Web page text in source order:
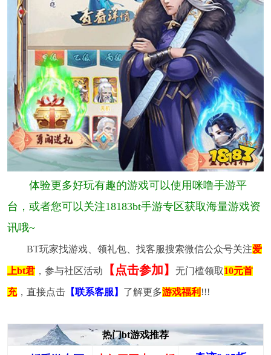
体验更多好玩有趣的游戏可以使用咪噜手游平
台，或者您可以关注18183bt手游专区获取海量游戏资
讯哦~
BT玩家找游戏、领礼包、找客服搜索微信公众号关注爱
上bt君，参与社区活动 【点击参加】 无门槛领取10元首
充，直接点击【联系客服】 了解更多游戏福利 !!!
热门bt游戏推荐